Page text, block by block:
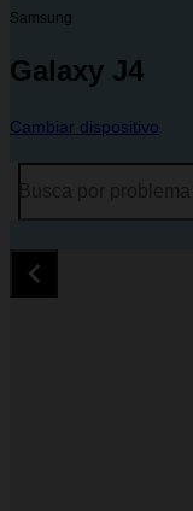
Samsung
Galaxy J4
Cambiar dispositivo